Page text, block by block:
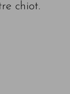
chiot.